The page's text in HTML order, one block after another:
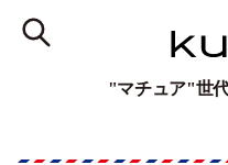
"マチュア"世